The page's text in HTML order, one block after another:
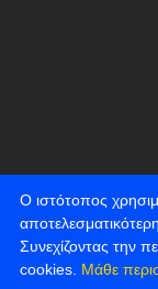
Ο ιστότοπος
Συνεχίζοντας την
cookies. Μάθε